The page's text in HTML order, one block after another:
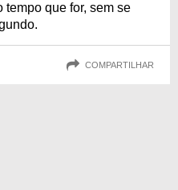
tempo que for, sem se
COMPARTILHAR